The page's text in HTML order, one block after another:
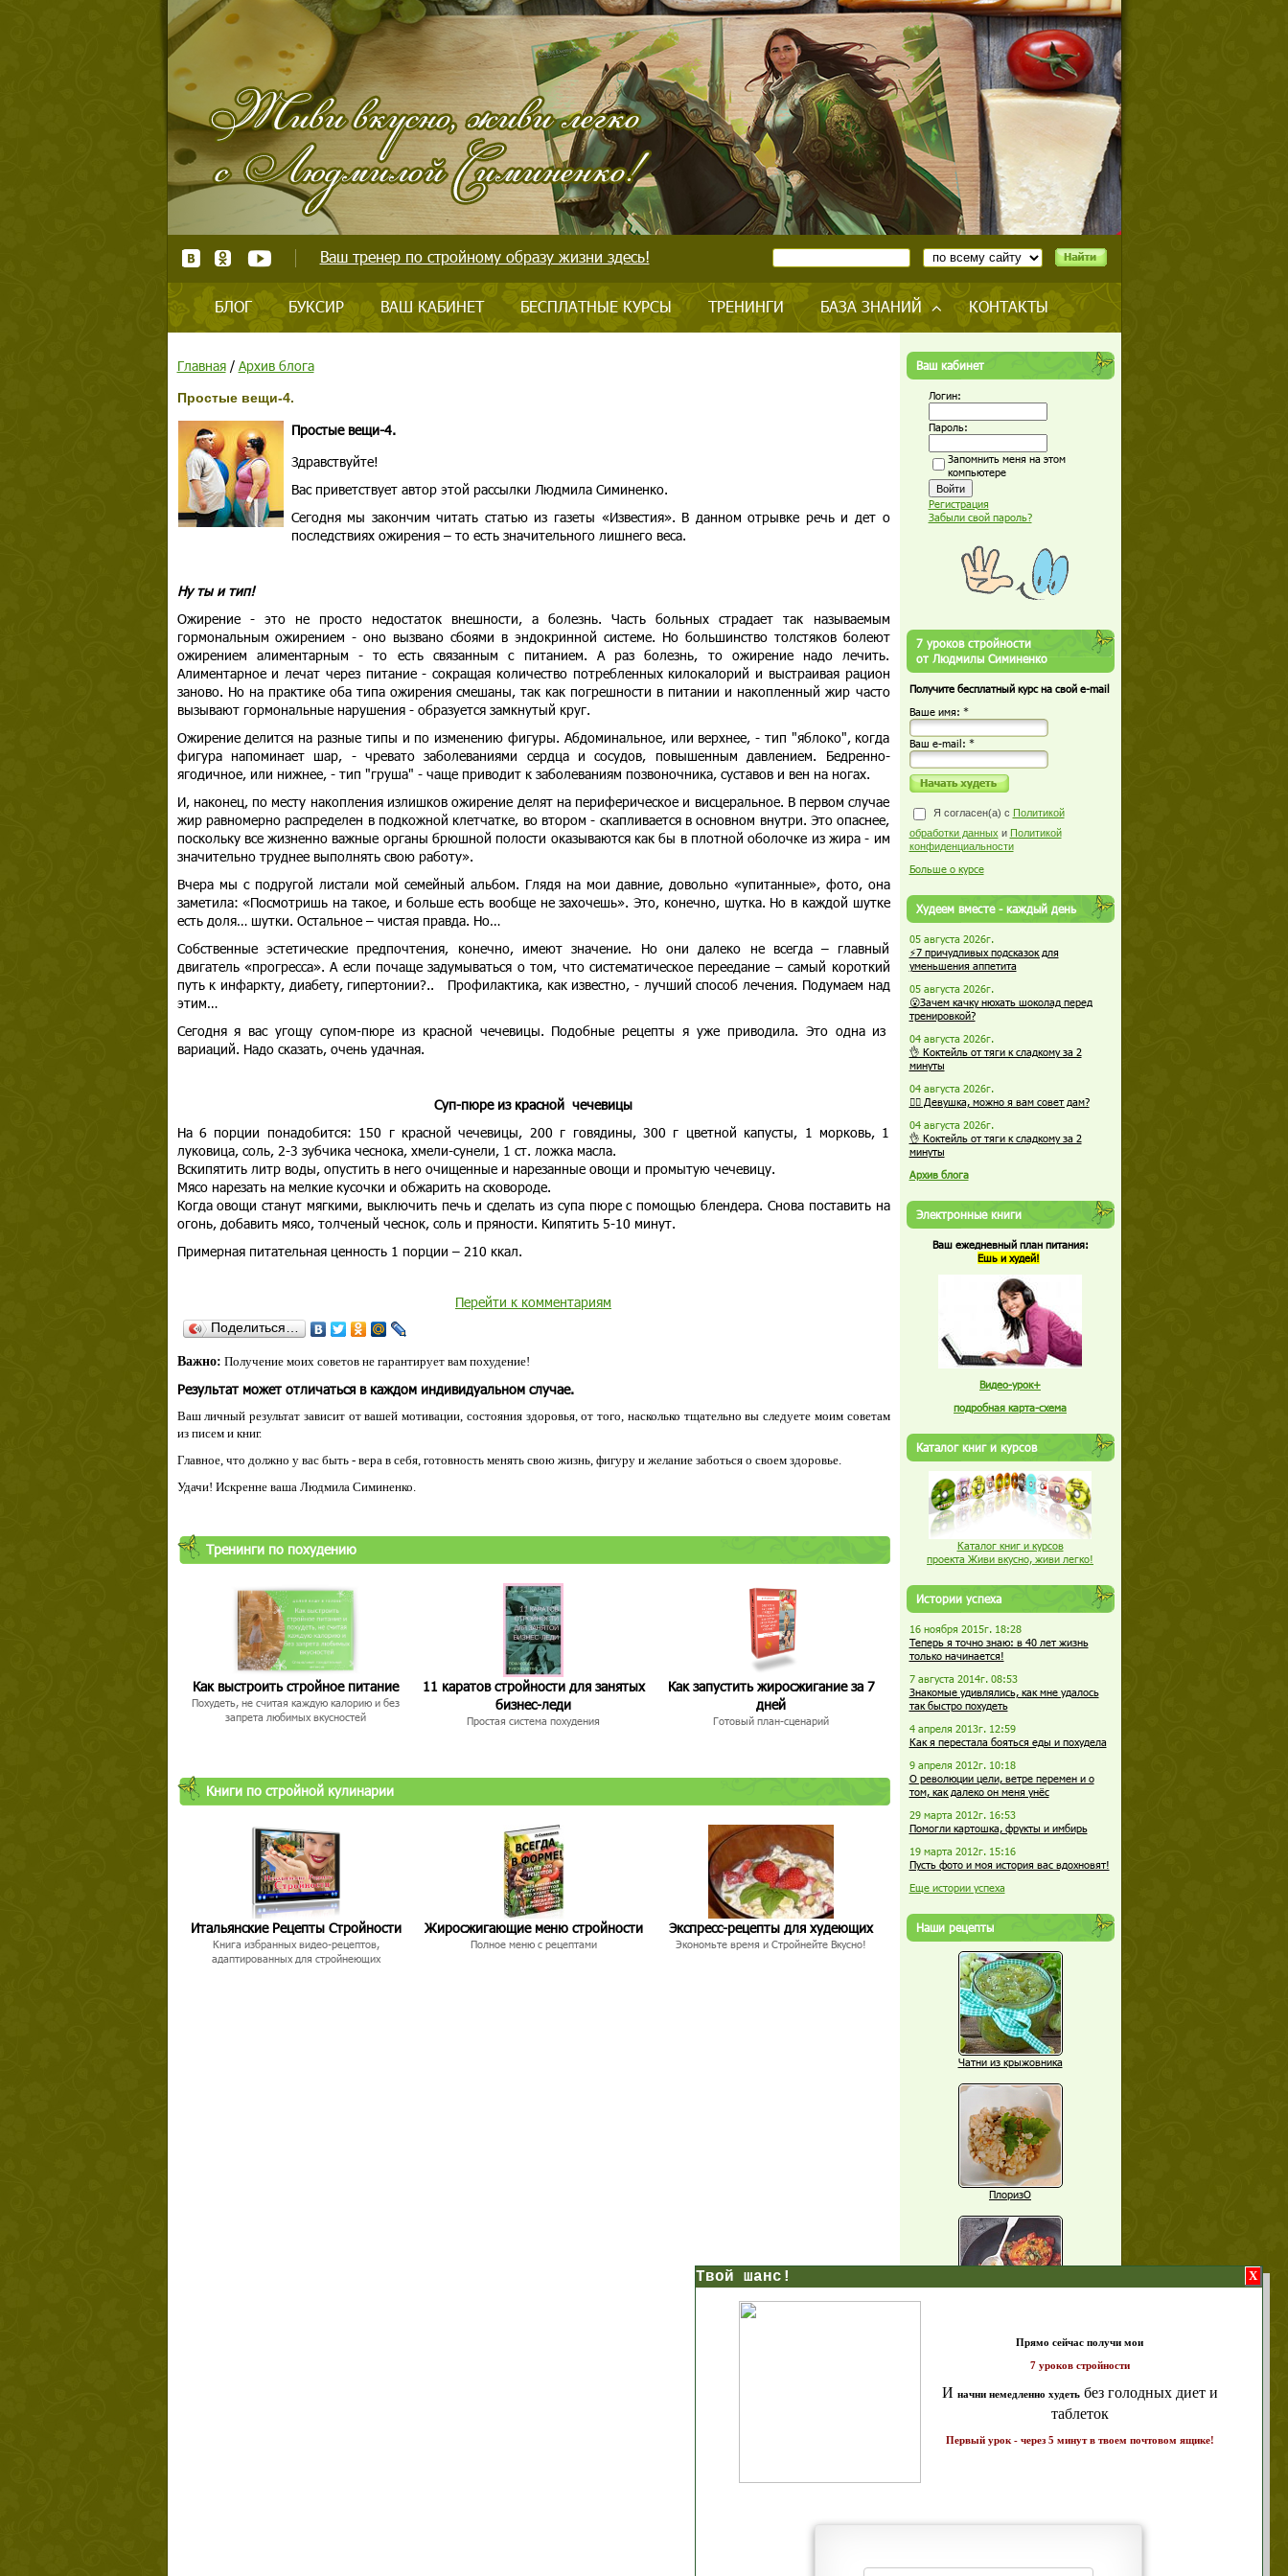
Ваш тренер по стройному образу жизни здесь!
БЛОГ БУКСИР ВАШ КАБИНЕТ БЕСПЛАТНЫЕ КУРСЫ ТРЕНИНГИ БАЗА ЗНАНИЙ КОНТАКТЫ
Главная/ Архив блога
Простые вещи-4.
Простые вещи-4.
Здравствуйте!
Вас приветствует автор этой рассылки Людмила Симиненко.
Сегодня мы закончим читать статью из газеты «Известия». В данном отрывке речь и дет о
последствиях ожирения – то есть значительного лишнего веса.
Ну ты и тип!
Ожирение - это не просто недостаток внешности, а болезнь. Часть больных страдает так называемым
гормональным ожирением - оно вызвано сбоями в эндокринной системе. Но большинство толстяков болеют
ожирением алиментарным - то есть связанным с питанием. А раз болезнь, то ожирение надо лечить.
Алиментарное и лечат через питание - сокращая количество потребленных килокалорий и выстраивая рацион
заново. Но на практике оба типа ожирения смешаны, так как погрешности в питании и накопленный жир часто
вызывают гормональные нарушения - образуется замкнутый круг.
Ожирение делится на разные типы и по изменению фигуры. Абдоминальное, или верхнее, - тип "яблоко", когда
фигура напоминает шар, - чревато заболеваниями сердца и сосудов, повышенным давлением. Бедренно-
ягодичное, или нижнее, - тип "груша" - чаще приводит к заболеваниям позвоночника, суставов и вен на ногах.
И, наконец, по месту накопления излишков ожирение делят на периферическое и висцеральное. В первом случае
жир равномерно распределен в подкожной клетчатке, во втором - скапливается в основном внутри. Это опаснее,
поскольку все жизненно важные органы брюшной полости оказываются как бы в плотной оболочке из жира - им
значительно труднее выполнять свою работу».
Вчера мы с подругой листали мой семейный альбом. Глядя на мои давние, довольно «упитанные», фото, она
заметила: «Посмотришь на такое, и больше есть вообще не захочешь». Это, конечно, шутка. Но в каждой шутке
есть доля… шутки. Остальное – чистая правда. Но…
Собственные эстетические предпочтения, конечно, имеют значение. Но они далеко не всегда – главный
двигатель «прогресса». А если почаще задумываться о том, что систематическое переедание – самый короткий
путь к инфаркту, диабету, гипертонии?.. Профилактика, как известно, - лучший способ лечения. Подумаем над
этим…
Сегодня я вас угощу супом-пюре из красной чечевицы. Подобные рецепты я уже приводила. Это одна из
вариаций. Надо сказать, очень удачная.
Суп-пюре из красной чечевицы
На 6 порции понадобится: 150 г красной чечевицы, 200 г говядины, 300 г цветной капусты, 1 морковь, 1
луковица, соль, 2-3 зубчика чеснока, хмели-сунели, 1 ст. ложка масла.
Вскипятить литр воды, опустить в него очищенные и нарезанные овощи и промытую чечевицу.
Мясо нарезать на мелкие кусочки и обжарить на сковороде.
Когда овощи станут мягкими, выключить печь и сделать из супа пюре с помощью блендера. Снова поставить на
огонь, добавить мясо, толченый чеснок, соль и пряности. Кипятить 5-10 минут.
Примерная питательная ценность 1 порции – 210 ккал.
Перейти к комментариям
Поделиться…
Важно: Получение моих советов не гарантирует вам похудение!
Результат может отличаться в каждом индивидуальном случае.
Ваш личный результат зависит от вашей мотивации, состояния здоровья, от того, насколько тщательно вы следуете моим советам
из писем и книг.
Главное, что должно у вас быть - вера в себя, готовность менять свою жизнь, фигуру и желание заботься о своем здоровье.
Удачи! Искренне ваша Людмила Симиненко.
Тренинги по похудению
Как выстроить стройное питание
Похудеть, не считая каждую калорию и без
запрета любимых вкусностей
11 каратов стройности для занятых
бизнес-леди
Простая система похудения
Как запустить жиросжигание за 7
дней
Готовый план-сценарий
Книги по стройной кулинарии
Итальянские Рецепты Стройности
Книга избранных видео-рецептов,
адаптированных для стройнеющих
Жиросжигающие меню стройности
Полное меню с рецептами
Экспресс-рецепты для худеющих
Экономьте время и Стройнейте Вкусно!
Ваш кабинет
Логин:
Пароль:
Запомнить меня на этом
компьютере
Регистрация
Забыли свой пароль?
7 уроков стройности
от Людмилы Симиненко
Получите бесплатный курс на свой e-mail
Ваше имя: *
Ваш е-mail: *
Я согласен(а) с Политикой
обработки данных и Политикой
конфиденциальности
Больше о курсе
Худеем вместе - каждый день
05 августа 2026г.
⚡7 причудливых подсказок для
уменьшения аппетита
05 августа 2026г.
😮Зачем качку нюхать шоколад перед
тренировкой?
04 августа 2026г.
👌 Коктейль от тяги к сладкому за 2
минуты
04 августа 2026г.
🏋️‍♀️ Девушка, можно я вам совет дам?
04 августа 2026г.
👌 Коктейль от тяги к сладкому за 2
минуты
Архив блога
Электронные книги
Ваш ежедневный план питания:
Ешь и худей!
Видео-урок+
подробная карта-схема
Каталог книг и курсов
Каталог книг и курсов
проекта Живи вкусно, живи легко!
Истории успеха
16 ноября 2015г. 18:28
Теперь я точно знаю: в 40 лет жизнь
только начинается!
7 августа 2014г. 08:53
Знакомые удивлялись, как мне удалось
так быстро похудеть
4 апреля 2013г. 12:59
Как я перестала бояться еды и похудела
9 апреля 2012г. 10:18
О революции цели, ветре перемен и о
том, как далеко он меня унёс
29 марта 2012г. 16:53
Помогли картошка, фрукты и имбирь
19 марта 2012г. 15:16
Пусть фото и моя история вас вдохновят!
Еще истории успеха
Наши рецепты
Чатни из крыжовника
ПлоризО
Еще рецепты
середине дня?